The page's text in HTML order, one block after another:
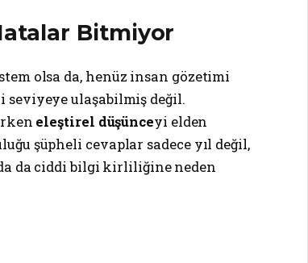
Bitmiyor
olsa da, henüz insan gözetimi
ulaşabilmiş değil.
eleştirel düşünceyi elden
şüpheli cevaplar sadece yıl değil,
da ciddi bilgi kirliliğine neden